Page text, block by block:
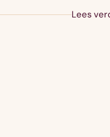
Lees